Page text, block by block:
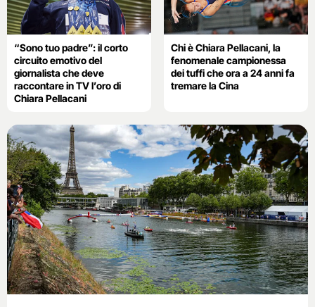
“Sono tuo padre”: il corto
circuito emotivo del
giornalista che deve
raccontare in TV l’oro di
Chiara Pellacani
Chi è Chiara Pellacani, la
fenomenale campionessa
dei tuffi che ora a 24 anni fa
tremare la Cina